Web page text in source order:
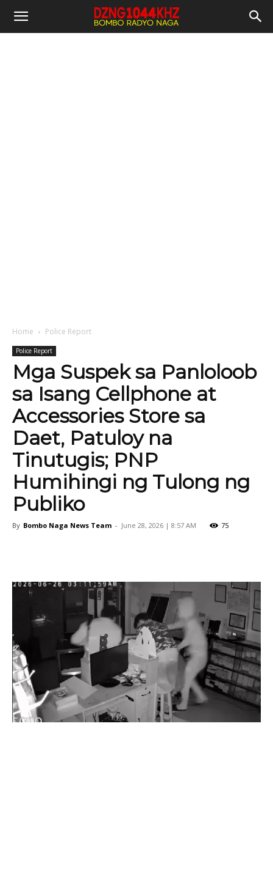
Home Police Report
Police Report
Mga Suspek sa Panloloob
sa Isang Cellphone at
Accessories Store sa
Daet, Patuloy na
Tinutugis; PNP
Humihingi ng Tulong ng
Publiko
By Bombo Naga News Team - June 28, 2026 | 8:57 AM 75